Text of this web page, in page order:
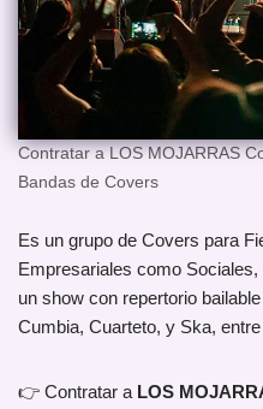
Contratar a LOS MOJARRAS
Bandas de Covers
Es un grupo de Covers para
Empresariales como
un show con repertorio
Cumbia, Cuarteto, y Ska,
👉 Contratar a LOS